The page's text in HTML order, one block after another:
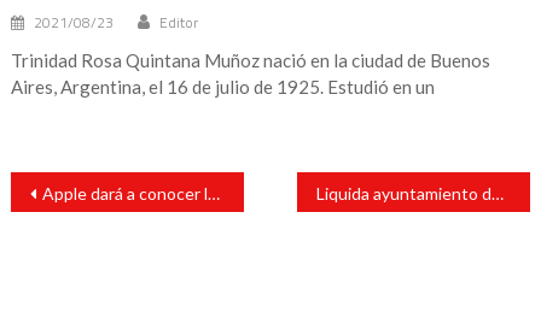
2021/08/23 Editor
Trinidad Rosa Quintana Muñoz nació en la ciudad de Buenos
Aires, Argentina, el 16 de julio de 1925. Estudió en un
Navegación
entradas
Apple dará a conocer los nuevos iPhone el 12 de septiembre Liquida ayuntamiento de San Andrés Tuxtla deuda de 2 millones 80 mil pesos con Liconsa